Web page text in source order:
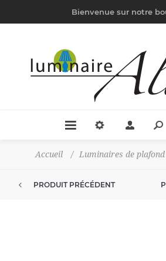
Bienvenue sur notre
Accueil / Luminaires de plafond
PRODUIT PRÉCÉDENT